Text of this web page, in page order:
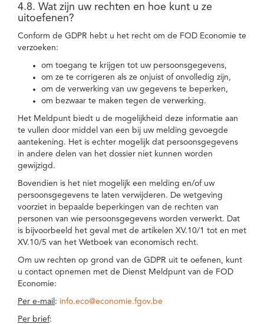
4.8. Wat zijn uw rechten en hoe kunt u ze
uitoefenen?
Conform de GDPR hebt u het recht om de FOD Economie te
verzoeken:
om toegang te krijgen tot uw persoonsgegevens,
om ze te corrigeren als ze onjuist of onvolledig zijn,
om de verwerking van uw gegevens te beperken,
om bezwaar te maken tegen de verwerking.
Het Meldpunt biedt u de mogelijkheid deze informatie aan
te vullen door middel van een bij uw melding gevoegde
aantekening. Het is echter mogelijk dat persoonsgegevens
in andere delen van het dossier niet kunnen worden
gewijzigd.
Bovendien is het niet mogelijk een melding en/of uw
persoonsgegevens te laten verwijderen. De wetgeving
voorziet in bepaalde beperkingen van de rechten van
personen van wie persoonsgegevens worden verwerkt. Dat
is bijvoorbeeld het geval met de artikelen XV.10/1 tot en met
XV.10/5 van het Wetboek van economisch recht.
Om uw rechten op grond van de GDPR uit te oefenen, kunt
u contact opnemen met de Dienst Meldpunt van de FOD
Economie:
Per e-mail : info.eco@economie.fgov.be
Per brief: